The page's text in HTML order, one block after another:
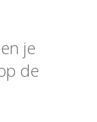
je
de